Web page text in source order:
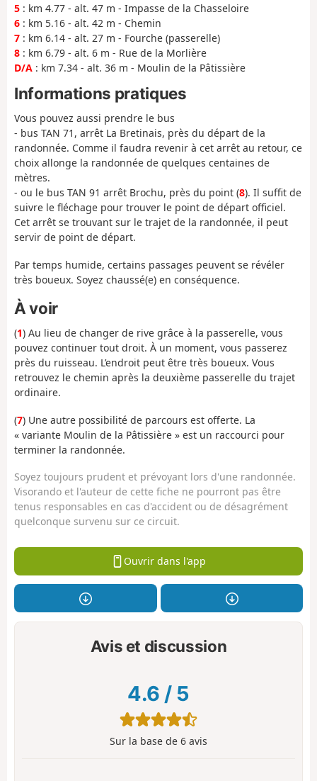
5 : km 4.77 - alt. 47 m - Impasse de la Chasseloire
6 : km 5.16 - alt. 42 m - Chemin
7 : km 6.14 - alt. 27 m - Fourche (passerelle)
8 : km 6.79 - alt. 6 m - Rue de la Morlière
D/A : km 7.34 - alt. 36 m - Moulin de la Pâtissière
Informations pratiques
Vous pouvez aussi prendre le bus
- bus TAN 71, arrêt La Bretinais, près du départ de la
randonnée. Comme il faudra revenir à cet arrêt au retour, ce
choix allonge la randonnée de quelques centaines de
mètres.
- ou le bus TAN 91 arrêt Brochu, près du point (8). Il suffit de
suivre le fléchage pour trouver le point de départ officiel.
Cet arrêt se trouvant sur le trajet de la randonnée, il peut
servir de point de départ.
Par temps humide, certains passages peuvent se révéler
très boueux. Soyez chaussé(e) en conséquence.
À voir
(1) Au lieu de changer de rive grâce à la passerelle, vous
pouvez continuer tout droit. À un moment, vous passerez
près du ruisseau. L’endroit peut être très boueux. Vous
retrouvez le chemin après la deuxième passerelle du trajet
ordinaire.
(7) Une autre possibilité de parcours est offerte. La
« variante Moulin de la Pâtissière » est un raccourci pour
terminer la randonnée.
Soyez toujours prudent et prévoyant lors d'une randonnée.
Visorando et l'auteur de cette fiche ne pourront pas être
tenus responsables en cas d'accident ou de désagrément
quelconque survenu sur ce circuit.
Ouvrir dans l'app
Avis et discussion
4.6 / 5
Sur la base de 6 avis